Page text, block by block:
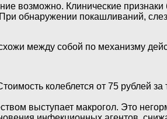
возможно. Клинические
обнаружении покашливаний,
между собой по механизму
колеблется от 75 рублей
выступает макрогол. Это